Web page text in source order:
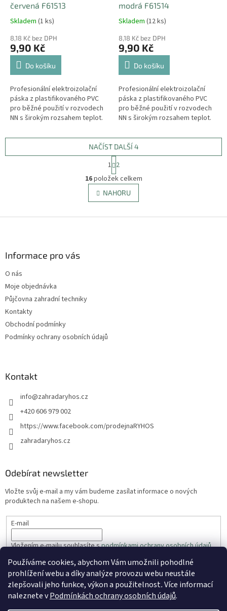
Používáme cookies, abychom Vám umožnili pohodlné
prohlížení webu a díky analýze provozu webu neustále
zlepšovali jeho funkce, výkon a použitelnost.Více informací
naleznete vPodmínkách ochrany osobních údajů.
červená F61513
Skladem (1 ks)
8,18 Kč bez DPH
9,90 Kč
Do košíku
Profesionální elektroizolační
páska z plastifikovaného PVC
pro běžné použití v rozvodech
NN s širokým rozsahem teplot.
modrá F61514
Skladem (12 ks)
8,18 Kč bez DPH
9,90 Kč
Do košíku
Profesionální elektroizolační
páska z plastifikovaného PVC
pro běžné použití v rozvodech
NN s širokým rozsahem teplot.
O
v
l
á
NAČÍST DALŠÍ 4
t
r
á
n
k
v
1 2
16položek celkem
NAHORU
Informace pro vás
O nás
Moje objednávka
Půjčovna zahradní techniky
Kontakty
Obchodní podmínky
Podmínky ochrany osobních údajů
Kontakt
info@zahradaryhos.cz
+420 606 979 002
https://www.facebook.com/prodejnaRYHOS
zahradaryhos.cz
Odebírat newsletter
Vložte svůj e-mail a my vám budeme zasílat informace o nových
produktech na našem e-shopu.
E-mail
Vložením e-mailu souhlasíte spodmínkami ochrany osobních údajů
PŘIHLÁSIT SE